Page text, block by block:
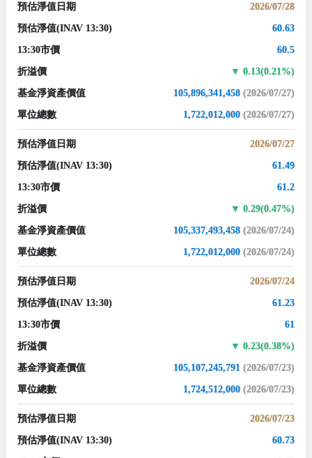
預估淨值日期 2026/07/28
預估淨值(INAV 13:30) 60.63
13:30市價 60.5
折溢價 0.13(0.21%)
基金淨資產價值 105,896,341,458 (2026/07/27)
單位總數 1,722,012,000 (2026/07/27)
預估淨值日期 2026/07/27
預估淨值(INAV 13:30) 61.49
13:30市價 61.2
折溢價 0.29(0.47%)
基金淨資產價值 105,337,493,458 (2026/07/24)
單位總數 1,722,012,000 (2026/07/24)
預估淨值日期 2026/07/24
預估淨值(INAV 13:30) 61.23
13:30市價 61
折溢價 0.23(0.38%)
基金淨資產價值 105,107,245,791 (2026/07/23)
單位總數 1,724,512,000 (2026/07/23)
預估淨值日期 2026/07/23
預估淨值(INAV 13:30) 60.73